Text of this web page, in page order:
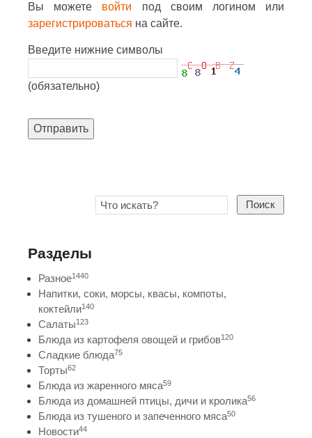
Вы можете войти под своим логином или
зарегистрироваться на сайте.
Введите нижние символы
(обязательно)
Отправить
Поиск
Разделы
Разное1440
Напитки, соки, морсы, квасы, компоты,
коктейли140
Салаты123
Блюда из картофеля овощей и грибов120
Сладкие блюда75
Торты62
Блюда из жаренного мяса59
Блюда из домашней птицы, дичи и кролика56
Блюда из тушеного и запеченного мяса50
Новости44